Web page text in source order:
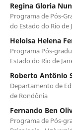
Regina Gloria
Programa de Pós-
do Estado do Rio de
Heloisa Helena
Programa Pós-
Estado do Rio de
Roberto Antônio
Departamento de
de Rondônia
Fernando Ben
Programa de Pós-